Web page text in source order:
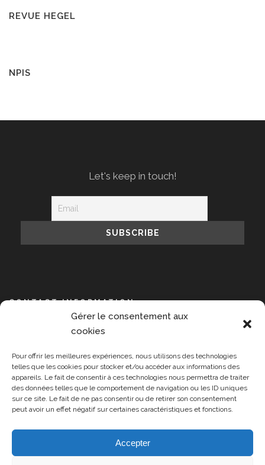
Gérer le consentement aux
cookies
Pour offrir les meilleures expériences, nous utilisons des technologies
telles que les cookies pour stocker et/ou accéder aux informations des
appareils. Le fait de consentir à ces technologies nous permettra de traiter
des données telles que le comportement de navigation ou les ID uniques
sur ce site. Le fait de ne pas consentir ou de retirer son consentement
peut avoir un effet négatif sur certaines caractéristiques et fonctions.
Accepter
REVUE HEGEL
NPIS
Let's keep in touch!
CONTACT INFORMATION
NPIS, 14 avenue de l’Opéra, 75001 Paris
contact@npisummit.org
Monday-Friday 9:00-17:00